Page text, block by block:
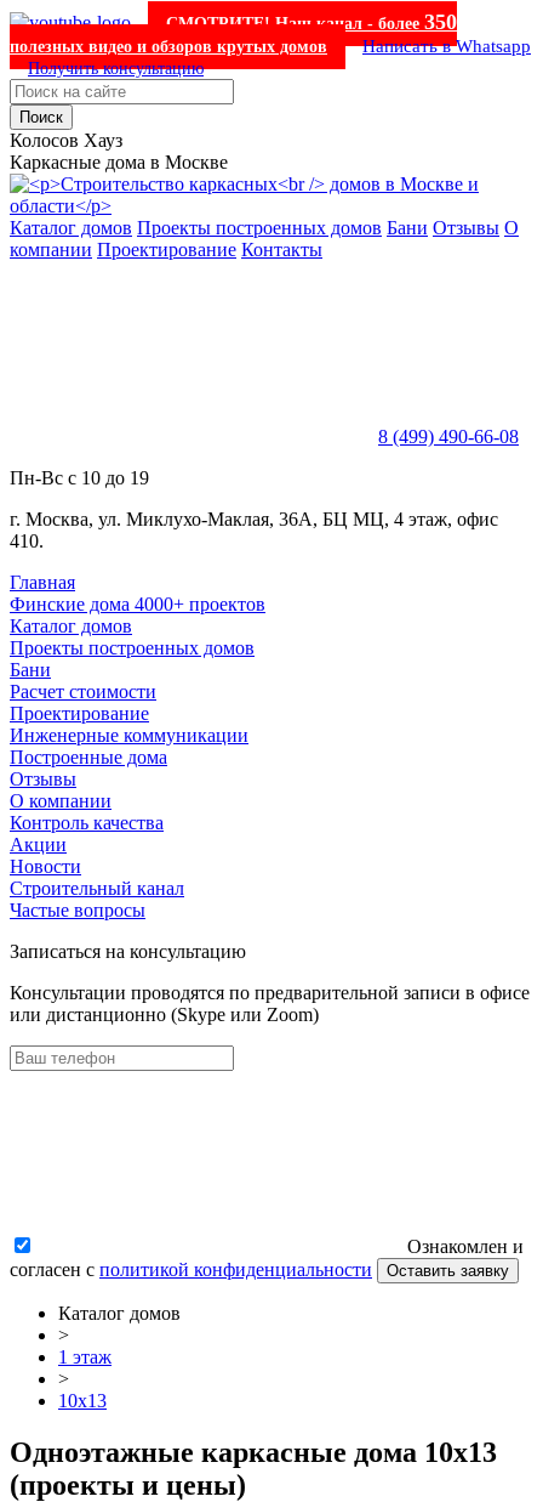
СМОТРИТЕ! Наш канал - более 350
полезных видео и обзоров крутых домов Написать в Whatsapp
Получить консультацию
Поиск
Колосов Хауз
Каркасные дома в Москве
Каталог домов Проекты построенных домов Бани Отзывы О
компании Проектирование Контакты
8 (499) 490-66-08
Пн-Вс с 10 до 19
г. Москва, ул. Миклухо-Маклая, 36А, БЦ МЦ, 4 этаж, офис
410.
Главная
Финские дома 4000+ проектов
Каталог домов
Проекты построенных домов
Бани
Расчет стоимости
Проектирование
Инженерные коммуникации
Построенные дома
Отзывы
О компании
Контроль качества
Акции
Новости
Строительный канал
Частые вопросы
Записаться на консультацию
Консультации проводятся по предварительной записи в офисе
или дистанционно (Skype или Zoom)
Ознакомлен и
согласен с политикой конфиденциальности Оставить заявку
Каталог домов
>
1 этаж
>
10x13
Одноэтажные каркасные дома 10x13
(проекты и цены)